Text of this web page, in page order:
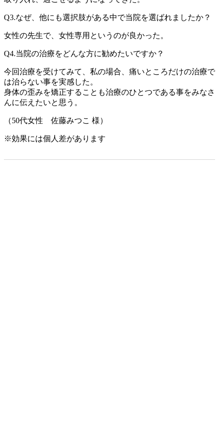
Q3.なぜ、他にも選択肢がある中で当院を選ばれましたか？
女性の先生で、女性専用というのが良かった。
Q4.当院の治療をどんな方に勧めたいですか？
今回治療を受けてみて、私の場合、痛いところだけの治療で
は治らない事を実感した。
身体の歪みを矯正することも治療のひとつである事をみなさ
んに伝えたいと思う。
（50代女性 佐藤みつこ 様）
※効果には個人差があります